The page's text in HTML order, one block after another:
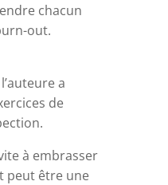
chacun
out.
a
de
à embrasser
peut être une